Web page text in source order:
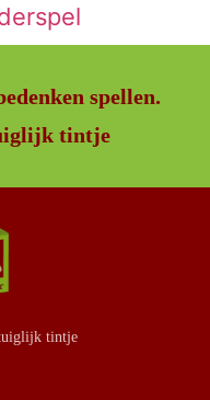
spellen.
tintje
tintje